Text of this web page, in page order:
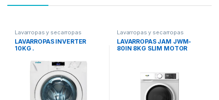
Lavarropas y secarropas
LAVARROPAS INVERTER
10KG .
Lavarropas y secarropas
LAVARROPAS JAM JWM-
80IN 8KG SLIM MOTOR